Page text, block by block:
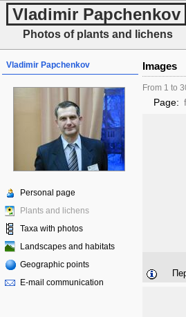
Vladimir Papchenkov
Photos of plants and lichens
Vladimir Papchenkov
Personal page
Plants and lichens
Taxa with photos
Landscapes and habitats
Geographic points
E-mail communication
Images
From 1 to
Page: